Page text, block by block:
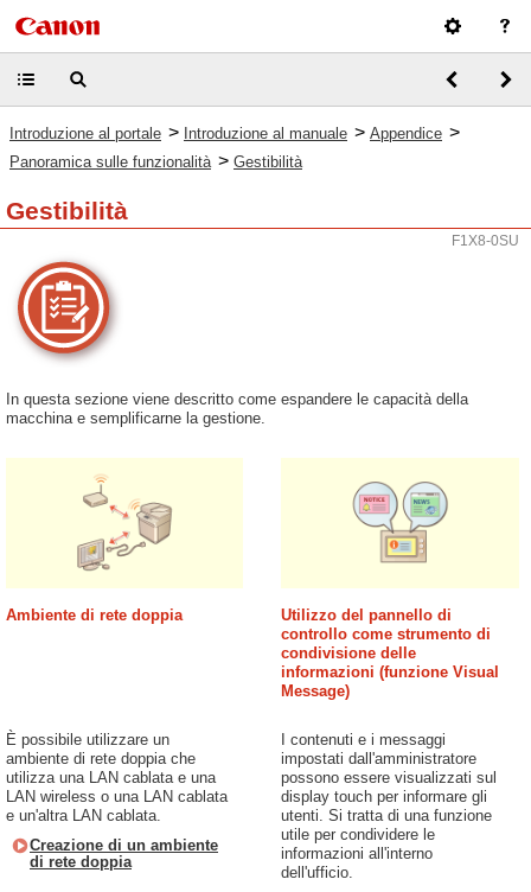
Introduzione al portale > Introduzione al manuale > Appendice >
Panoramica sulle funzionalità > Gestibilità
Gestibilità
F1X8-0SU
In questa sezione viene descritto come espandere le capacità della
macchina e semplificarne la gestione.
Ambiente di rete doppia
Utilizzo del pannello di
controllo come strumento di
condivisione delle
informazioni (funzione Visual
Message)
È possibile utilizzare un
ambiente di rete doppia che
utilizza una LAN cablata e una
LAN wireless o una LAN cablata
e un'altra LAN cablata.
Creazione di un ambiente
di rete doppia
I contenuti e i messaggi
impostati dall'amministratore
possono essere visualizzati sul
display touch per informare gli
utenti. Si tratta di una funzione
utile per condividere le
informazioni all'interno
dell'ufficio.